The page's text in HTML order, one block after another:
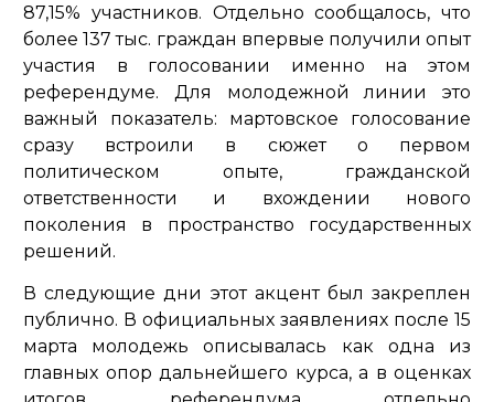
87,15% участников. Отдельно сообщалось, что
более 137 тыс. граждан впервые получили опыт
участия в голосовании именно на этом
референдуме. Для молодежной линии это
важный показатель: мартовское голосование
сразу встроили в сюжет о первом
политическом опыте, гражданской
ответственности и вхождении нового
поколения в пространство государственных
решений.
В следующие дни этот акцент был закреплен
публично. В официальных заявлениях после 15
марта молодежь описывалась как одна из
главных опор дальнейшего курса, а в оценках